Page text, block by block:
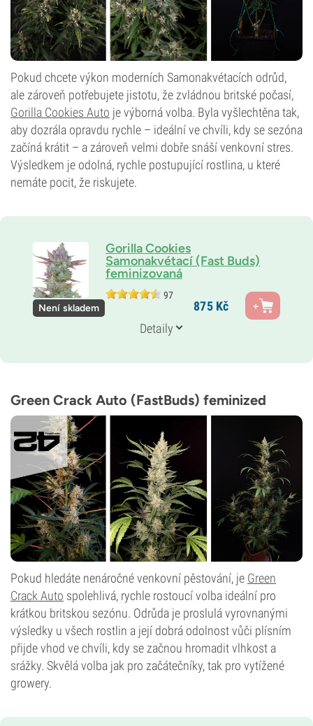
Pokud chcete výkon moderních Samonakvétacích odrůd,
ale zároveň potřebujete jistotu, že zvládnou britské počasí,
Gorilla Cookies Auto je výborná volba. Byla vyšlechtěna tak,
aby dozrála opravdu rychle – ideální ve chvíli, kdy se sezóna
začíná krátit – a zároveň velmi dobře snáší venkovní stres.
Výsledkem je odolná, rychle postupující rostlina, u které
nemáte pocit, že riskujete.
Gorilla Cookies
Samonakvétací (Fast Buds)
feminizovaná
97
Rodiče
Gorilla Cookies Auto
45 % Sativa
10–11 týdnů od semínka po sklizeň
27%
CBD
0–1 %
Typ kvetení
Samonakvétací
Není skladem 875Kč
Detaily
Green Crack Auto (FastBuds) feminized
Pokud hledáte nenáročné venkovní pěstování, je Green
Crack Auto spolehlivá, rychle rostoucí volba ideální pro
krátkou britskou sezónu. Odrůda je proslulá vyrovnanými
výsledky u všech rostlin a její dobrá odolnost vůči plísním
přijde vhod ve chvíli, kdy se začnou hromadit vlhkost a
srážky. Skvělá volba jak pro začátečníky, tak pro vytížené
growery.